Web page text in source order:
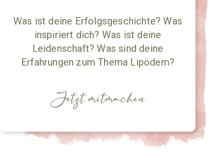
Was ist deine Erfolgsgeschichte? Was
inspiriert dich? Was ist deine
Leidenschaft? Was sind deine
Erfahrungen zum Thema Lipödem?
Jetzt mitmachen